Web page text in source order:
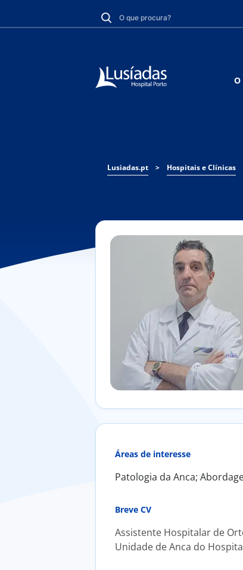
Lusiadas.pt > Hospitais e Clínicas
Áreas de interesse
Patologia da Anca;
Breve CV
Assistente Hospitalar de
Unidade de Anca do